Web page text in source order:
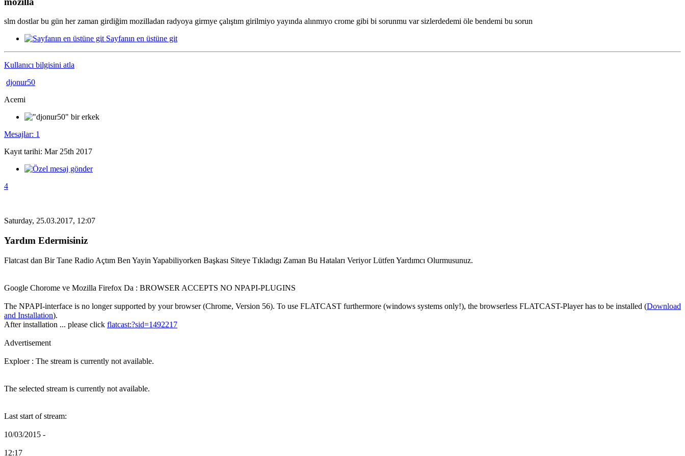
slm dostlar bu gün her zaman girdiğim mozilladan radyoya girmye çalıştım girilmiyo yayında alınmıyo crome gibi bi sorunmu var sizlerdedemi öle bendemi bu sorun
Sayfanın en üstüne git
Kullanıcı bilgisini atla
djonur50
Acemi
Mesajlar: 1
Kayıt tarihi: Mar 25th 2017
4
Saturday, 25.03.2017, 12:07
Yardım Edermisiniz
Flatcast dan Bir Tane Radio Açtım Ben Yayin Yapabiliyorken Başkası Siteye Tıkladıgı Zaman Bu Hataları Veriyor Lütfen Yardımcı Olurmusunuz.
Google Chorome ve Mozilla Firefox Da : BROWSER ACCEPTS NO NPAPI-PLUGINS
The NPAPI-interface is no longer supported by your browser (Chrome, Version 56). To use FLATCAST furthermore (windows systems only!), the browserless FLATCAST-Player has to be installed (Download
and Installation).
After installation ... please click flatcast:?sid=1492217
Advertisement
Exploer : The stream is currently not available.
The selected stream is currently not available.
Last start of stream:
10/03/2015 -
12:17